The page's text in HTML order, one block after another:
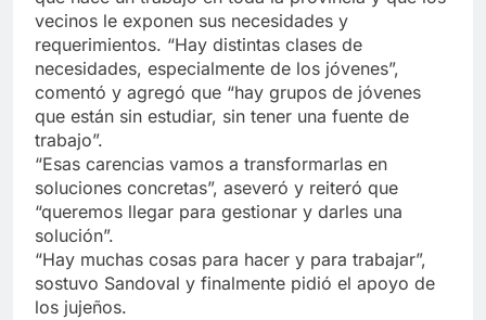
vecinos le exponen sus necesidades y
requerimientos. “Hay distintas clases de
necesidades, especialmente de los jóvenes”,
comentó y agregó que “hay grupos de jóvenes
que están sin estudiar, sin tener una fuente de
trabajo”.
“Esas carencias vamos a transformarlas en
soluciones concretas”, aseveró y reiteró que
“queremos llegar para gestionar y darles una
solución”.
“Hay muchas cosas para hacer y para trabajar”,
sostuvo Sandoval y finalmente pidió el apoyo de
los jujeños.